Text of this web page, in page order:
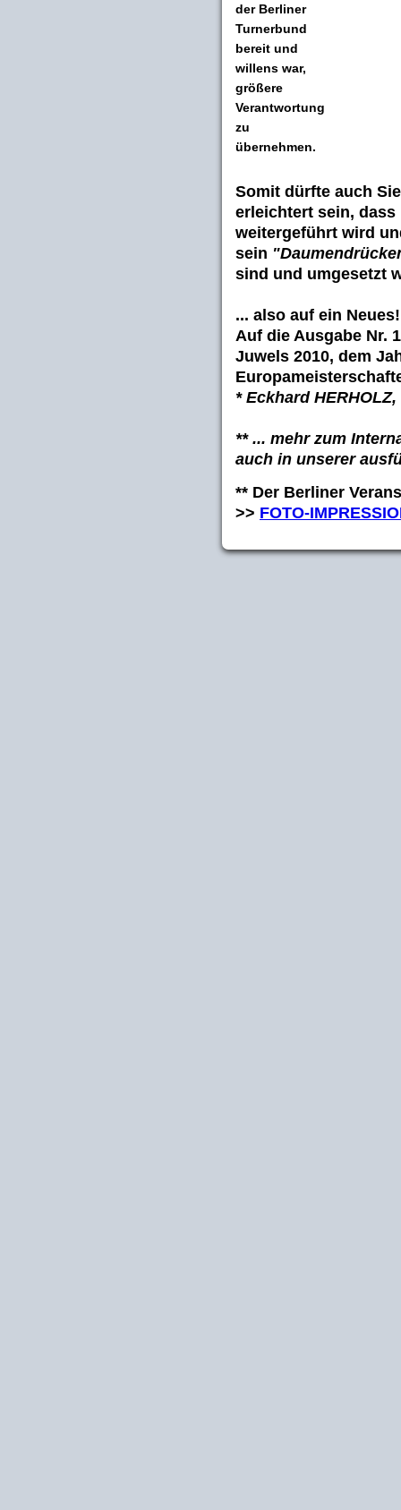
der Berliner
Turnerbund
bereit und
willens war,
größere
Verantwortung
zu
übernehmen.
Somit dürfte auch
erleichtert sein,
weitergeführt wird
sein
sind und umgesetzt
... also auf ein Neues!
Auf die Ausgabe Nr.
Juwels 2010, dem
* Eckhard
** ... mehr zum
auch in unserer
** Der Berliner
>> FOTO-